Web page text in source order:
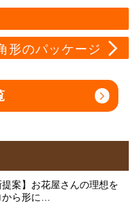
形のパッケージ
提案】お花屋さんの理想を
から形に…